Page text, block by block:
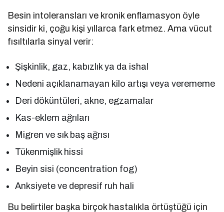
Besin intoleransları ve kronik enflamasyon öyle
sinsidir ki, çoğu kişi yıllarca fark etmez. Ama vücut
fısıltılarla sinyal verir:
Şişkinlik, gaz, kabızlık ya da ishal
Nedeni açıklanamayan kilo artışı veya verememe
Deri döküntüleri, akne, egzamalar
Kas-eklem ağrıları
Migren ve sık baş ağrısı
Tükenmişlik hissi
Beyin sisi (concentration fog)
Anksiyete ve depresif ruh hali
Bu belirtiler başka birçok hastalıkla örtüştüğü için